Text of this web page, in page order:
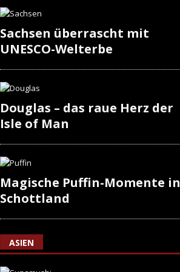
Sachsen überrascht mit
UNESCO-Welterbe
Douglas – das raue Herz der
Isle of Man
Magische Puffin-Momente in
Schottland
ASIEN